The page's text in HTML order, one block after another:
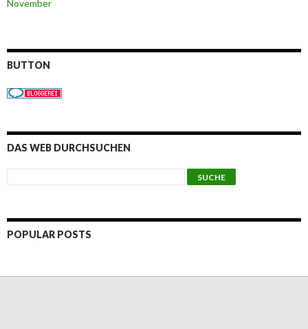
November
BUTTON
DAS WEB DURCHSUCHEN
POPULAR POSTS